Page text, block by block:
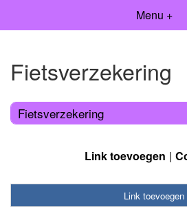
Menu +
Fietsverzekering
Fietsverzekering
Link toevoegen
Link toevoegen